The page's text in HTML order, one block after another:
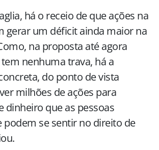
há o receio de que ações na
gerar um déficit ainda maior na
na proposta até agora
nenhuma trava, há a
do ponto de vista
milhões de ações para
dinheiro que as pessoas
se sentir no direito de